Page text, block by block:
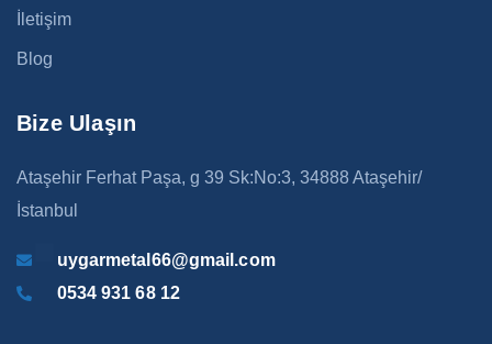
İletişim
Blog
Bize Ulaşın
Ataşehir Ferhat Paşa, g 39 Sk:No:3, 34888 Ataşehir/
İstanbul
uygarmetal66@gmail.com
0534 931 68 12